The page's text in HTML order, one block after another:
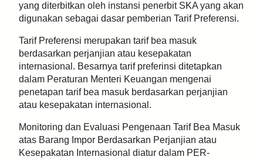
yang diterbitkan oleh instansi penerbit SKA yang akan
digunakan sebagai dasar pemberian Tarif Preferensi.
Tarif Preferensi merupakan tarif bea masuk
berdasarkan perjanjian atau kesepakatan
internasional. Besarnya tarif preferinsi ditetapkan
dalam Peraturan Menteri Keuangan mengenai
penetapan tarif bea masuk berdasarkan perjanjian
atau kesepakatan internasional.
Monitoring dan Evaluasi Pengenaan Tarif Bea Masuk
atas Barang Impor Berdasarkan Perjanjian atau
Kesepakatan Internasional diatur dalam PER-